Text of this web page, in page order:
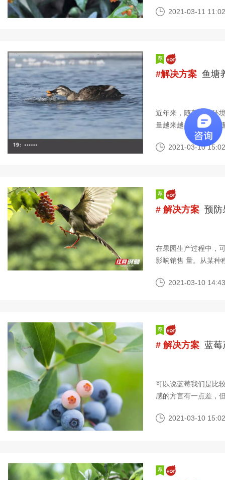
2021-03-11
#解决方案 鱼塘
近年来，随着自然环
量越来越多。但是，
对具有两栖生活习性
2021-03-10
# 解决方案 预防
在果园生产过程中，
影响销售 量。从某种
2021-03-10
# 解决方案 蓝莓
可以说蓝莓我们是比
感的方言有一点差，
2021-03-10